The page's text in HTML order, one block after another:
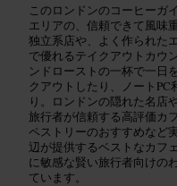
このロンドンのコーヒーガ
エリアの、信頼できて風味
独立系店や、よく作られた
で優れるテイクアウトカウ
ンドローストの一杯で一日
クアウトしたり、ノート
り。ロンドンの隠れた名店
旅行者が信頼する高評価カ
ペストリーのおすすめなど
辺が提供するベストなカフ
に敏感な賢い旅行者向けの
ています。